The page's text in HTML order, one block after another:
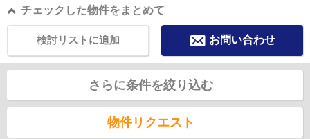
チェックした物件をまとめて
お問い合わせ
検討リストに追加
さらに条件を絞り込む
物件リクエスト